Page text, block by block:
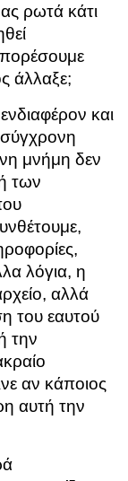
ρωτά κάτι
άλλαξε;
και
σύγχρονη
μνήμη δεν
των
λόγια, η
αλλά
του εαυτού
την
αν κάποιος
αυτή την